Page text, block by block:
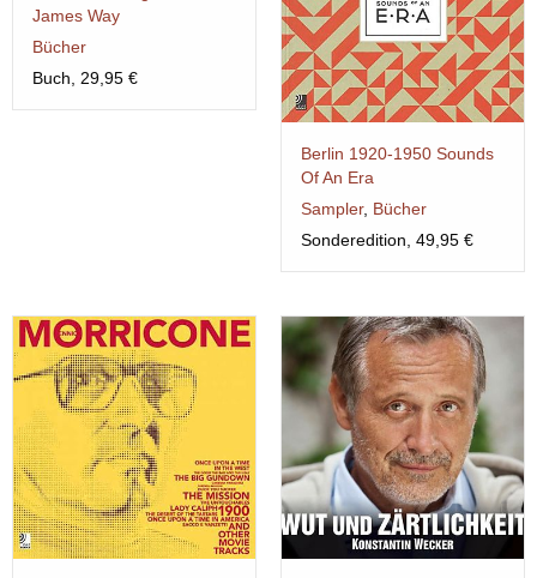
James Way
Bücher
Buch, 29,95 €
Berlin 1920-1950 Sounds
Of An Era
Sampler, Bücher
Sonderedition, 49,95 €